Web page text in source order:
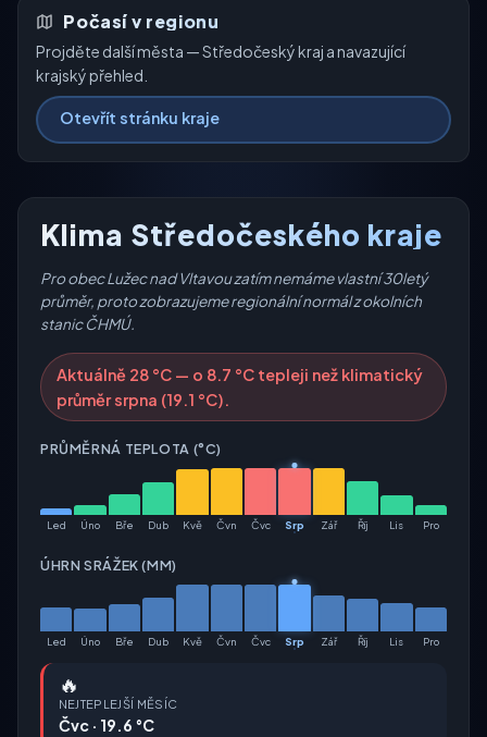
Počasí v regionu
Projděte další města — Středočeský kraj a navazující
krajský přehled.
Otevřít stránku kraje
Klima Středočeského kraje
Pro obec Lužec nad Vltavou zatím nemáme vlastní 30letý
průměr, proto zobrazujeme regionální normál z okolních
stanic ČHMÚ.
Aktuálně 28 °C — o 8.7 °C tepleji než klimatický
průměr srpna (19.1 °C).
PRŮMĚRNÁ TEPLOTA (°C)
Led Úno Bře Dub Kvě Čvn Čvc Srp Zář Říj Lis Pro
ÚHRN SRÁŽEK (MM)
Led Úno Bře Dub Kvě Čvn Čvc Srp Zář Říj Lis Pro
🔥
NEJTEPLEJŠÍ MĚSÍC
Čvc · 19.6 °C